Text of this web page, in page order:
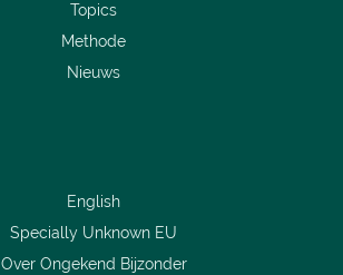
Topics
Methode
Nieuws
English
Specially Unknown EU
Over Ongekend Bijzonder